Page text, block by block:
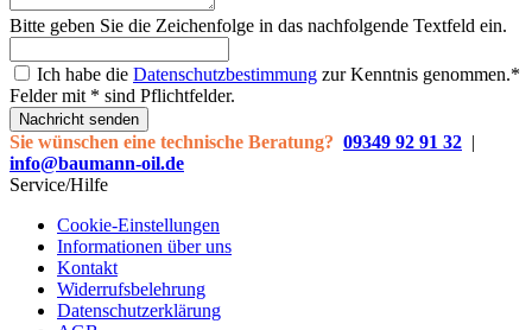
Bitte geben Sie die Zeichenfolge in das nachfolgende Textfeld ein.
Ich habe die Datenschutzbestimmung zur Kenntnis genommen.*
Felder mit * sind Pflichtfelder.
Nachricht senden
Sie wünschen eine technische Beratung? 09349 92 91 32 |
info@baumann-oil.de
Service/Hilfe
Cookie-Einstellungen
Informationen über uns
Kontakt
Widerrufsbelehrung
Datenschutzerklärung